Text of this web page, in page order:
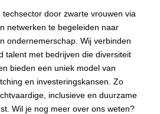
door zwarte vrouwen via
netwerken te begeleiden naar
ondernemerschap. Wij verbinden
talent met bedrijven die diversiteit
bieden een uniek model van
en investeringskansen. Zo
inclusieve en duurzame
Wil je nog meer over ons weten?